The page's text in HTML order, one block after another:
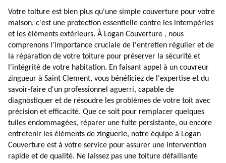
Votre toiture est bien plus qu'une simple couverture pour votre
maison, c'est une protection essentielle contre les intempéries
et les éléments extérieurs. À Logan Couverture , nous
comprenons l'importance cruciale de l'entretien régulier et de
la réparation de votre toiture pour préserver la sécurité et
l'intégrité de votre habitation. En faisant appel à un couvreur
zingueur à Saint Clement, vous bénéficiez de l'expertise et du
savoir-faire d'un professionnel aguerri, capable de
diagnostiquer et de résoudre les problèmes de votre toit avec
précision et efficacité. Que ce soit pour remplacer quelques
tuiles endommagées, réparer une fuite persistante, ou encore
entretenir les éléments de zinguerie, notre équipe à Logan
Couverture est à votre service pour assurer une intervention
rapide et de qualité. Ne laissez pas une toiture défaillante